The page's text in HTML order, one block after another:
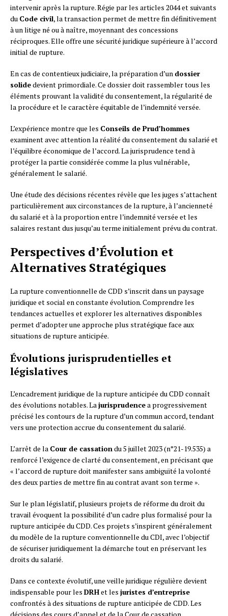
intervenir après la rupture. Régie par les articles 2044 et suivants
du Code civil, la transaction permet de mettre fin définitivement
à un litige né ou à naître, moyennant des concessions
réciproques. Elle offre une sécurité juridique supérieure à l’accord
initial de rupture.
En cas de contentieux judiciaire, la préparation d’un dossier
solidedevient primordiale. Ce dossier doit rassembler tous les
éléments prouvant la validité du consentement, la régularité de
la procédure et le caractère équitable de l’indemnité versée.
L’expérience montre que les Conseils de Prud’hommes
examinent avec attention la réalité du consentement du salarié et
l’équilibre économique de l’accord. La jurisprudence tend à
protéger la partie considérée comme la plus vulnérable,
généralement le salarié.
Une étude des décisions récentes révèle que les juges s’attachent
particulièrement aux circonstances de la rupture, à l’ancienneté
du salarié et à la proportion entre l’indemnité versée et les
salaires restant dus jusqu’au terme initialement prévu du contrat.
Perspectives d’Évolution et
Alternatives Stratégiques
La rupture conventionnelle de CDD s’inscrit dans un paysage
juridique et social en constante évolution. Comprendre les
tendances actuelles et explorer les alternatives disponibles
permet d’adopter une approche plus stratégique face aux
situations de rupture anticipée.
Évolutions jurisprudentielles et
législatives
L’encadrement juridique de la rupture anticipée du CDD connaît
des évolutions notables. La jurisprudencea progressivement
précisé les contours de la rupture d’un commun accord, tendant
vers une protection accrue du consentement du salarié.
L’arrêt de la Cour de cassation du 5 juillet 2023 (n°21-19.535) a
renforcé l’exigence de clarté du consentement, en précisant que
« l’accord de rupture doit manifester sans ambiguïté la volonté
des deux parties de mettre fin au contrat avant son terme ».
Sur le plan législatif, plusieurs projets de réforme du droit du
travail évoquent la possibilité d’un cadre plus formalisé pour la
rupture anticipée du CDD. Ces projets s’inspirent généralement
du modèle de la rupture conventionnelle du CDI, avec l’objectif
de sécuriser juridiquement la démarche tout en préservant les
droits du salarié.
Dans ce contexte évolutif, une veille juridique régulière devient
indispensable pour les DRHet les juristes d’entreprise
confrontés à des situations de rupture anticipée de CDD. Les
décisions des cours d’appel et de la Cour de cassation